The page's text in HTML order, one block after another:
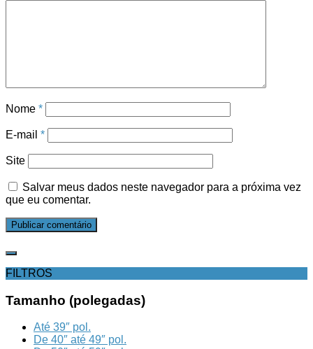
Nome *
E-mail *
Site
Salvar meus dados neste navegador para a próxima vez
que eu comentar.
FILTROS
Tamanho (polegadas)
Até 39″ pol.
De 40″ até 49″ pol.